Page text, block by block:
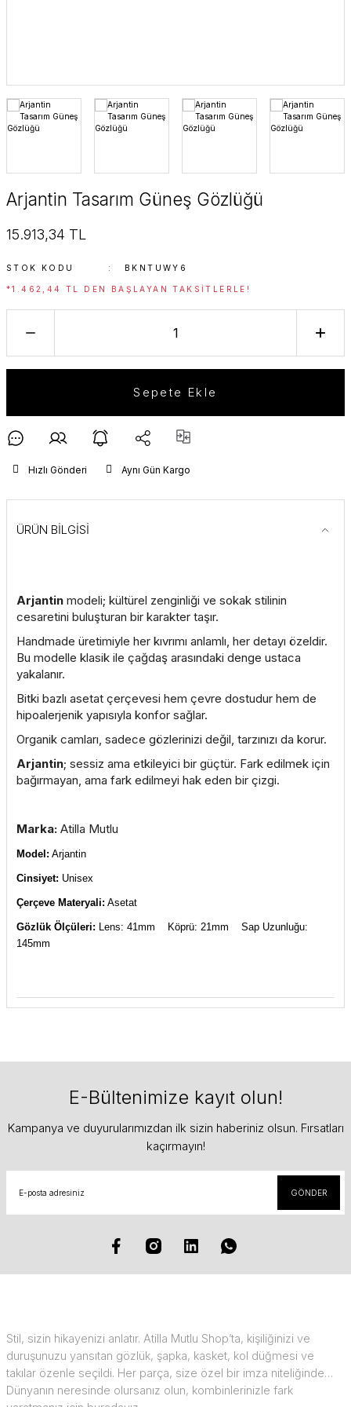
Arjantin Tasarım Güneş Gözlüğü
15.913,34 TL
STOK KODU BKNTUWY6
*1.462,44 TL DEN BAŞLAYAN TAKSITLERLE!
Sepete Ekle
Hızlı Gönderi Aynı Gün Kargo
ÜRÜN BİLGİSİ
Arjantin modeli; kültürel zenginliği ve sokak stilinin
cesaretini buluşturan bir karakter taşır.
Handmade üretimiyle her kıvrımı anlamlı, her detayı özeldir.
Bu modelle klasik ile çağdaş arasındaki denge ustaca
yakalanır.
Bitki bazlı asetat çerçevesi hem çevre dostudur hem de
hipoalerjenik yapısıyla konfor sağlar.
Organik camları, sadece gözlerinizi değil, tarzınızı da korur.
Arjantin; sessiz ama etkileyici bir güçtür. Fark edilmek için
bağırmayan, ama fark edilmeyi hak eden bir çizgi.
Marka: Atilla Mutlu
Model: Arjantin
Cinsiyet: Unisex
Çerçeve Materyali: Asetat
Gözlük Ölçüleri: Lens: 41mm Köprü: 21mm Sap Uzunluğu:
145mm
E-Bültenimize kayıt olun!
Kampanya ve duyurularımızdan ilk sizin haberiniz olsun. Fırsatları
kaçırmayın!
GÖNDER
Stil, sizin hikayenizi anlatır. Atilla Mutlu Shop’ta, kişiliğinizi ve
duruşunuzu yansıtan gözlük, şapka, kasket, kol düğmesi ve
takılar özenle seçildi. Her parça, size özel bir imza niteliğinde…
Dünyanın neresinde olursanız olun, kombinlerinizle fark
Timeless Edition